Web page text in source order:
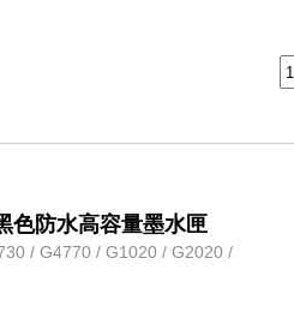
色防水高容量墨水匣
/ G4770 / G1020 / G2020 /